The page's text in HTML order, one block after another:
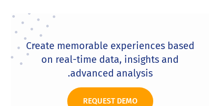
Create memorable experiences based
on real-time data, insights and
advanced analysis.
REQUEST DEMO